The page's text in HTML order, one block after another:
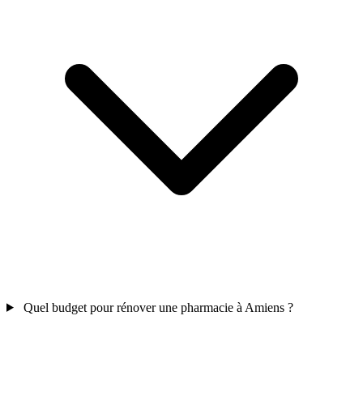
Quel budget pour rénover une pharmacie à Amiens ?